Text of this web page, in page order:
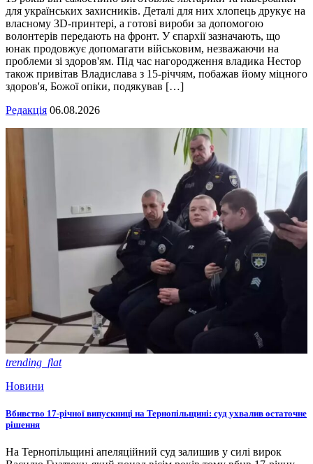
для українських захисників. Деталі для них хлопець друкує на
власному 3D-принтері, а готові вироби за допомогою
волонтерів передають на фронт. У єпархії зазначають, що
юнак продовжує допомагати військовим, незважаючи на
проблеми зі здоров'ям. Під час нагородження владика Нестор
також привітав Владислава з 15-річчям, побажав йому міцного
здоров'я, Божої опіки, подякував […]
Редакція 06.08.2026
trending_flat
Новини
Вбивство 17-річної випускниці на Тернопільщині: суд ухвалив остаточне
рішення
На Тернопільщині апеляційний суд залишив у силі вирок